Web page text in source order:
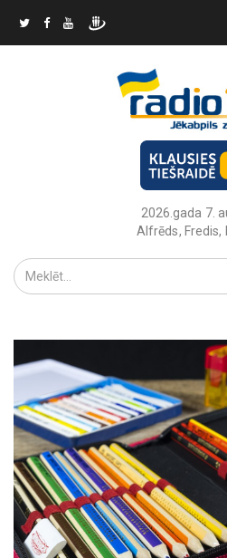
2026.gada 7.
Alfrēds, Fredis,